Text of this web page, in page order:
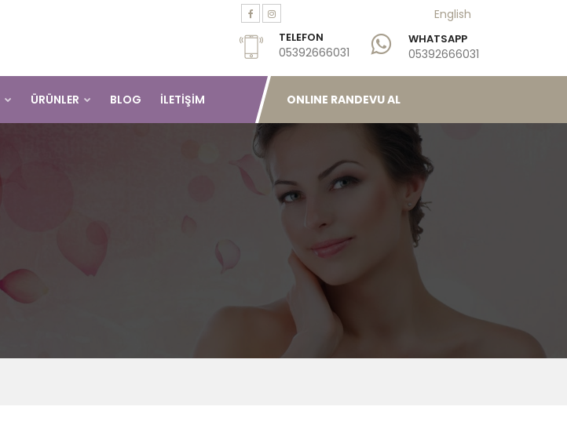
English
TELEFON
05392666031
WHATSAPP
05392666031
ONLINE RANDEVU AL
ÜRÜNLER BLOG İLETİŞİM